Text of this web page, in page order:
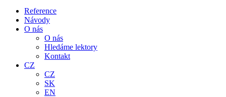
Reference
Návody
O nás
O nás
Hledáme lektory
Kontakt
CZ
CZ
SK
EN